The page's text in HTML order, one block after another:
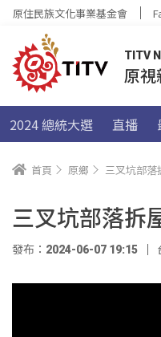
原住民族文化事業基金會
TITV
原視
2024 總統大選 直播
首頁 原鄉 三叉坑部落
三叉坑部落拆
發布：2024-06-07 19:15